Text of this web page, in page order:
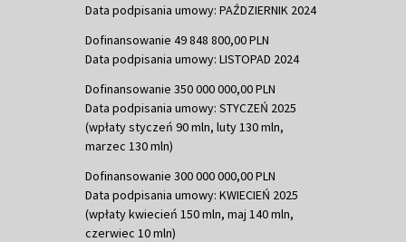
Data podpisania umowy: PAŹDZIERNIK 2024
Dofinansowanie 49 848 800,00 PLN
Data podpisania umowy: LISTOPAD 2024
Dofinansowanie 350 000 000,00 PLN
Data podpisania umowy: STYCZEŃ 2025
(wpłaty styczeń 90 mln, luty 130 mln,
marzec 130 mln)
Dofinansowanie 300 000 000,00 PLN
Data podpisania umowy: KWIECIEŃ 2025
(wpłaty kwiecień 150 mln, maj 140 mln,
czerwiec 10 mln)